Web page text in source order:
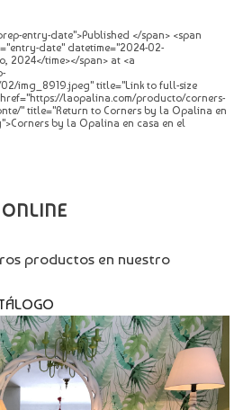
entry-date">Published </span> <span
date" datetime="2024-02-
2024</time></span> at <a
img_8919.jpeg" title="Link to full-size
laopalina.com/producto/corners-
" title="Return to Corners by la Opalina en
by la Opalina en casa en el
productos en nuestro